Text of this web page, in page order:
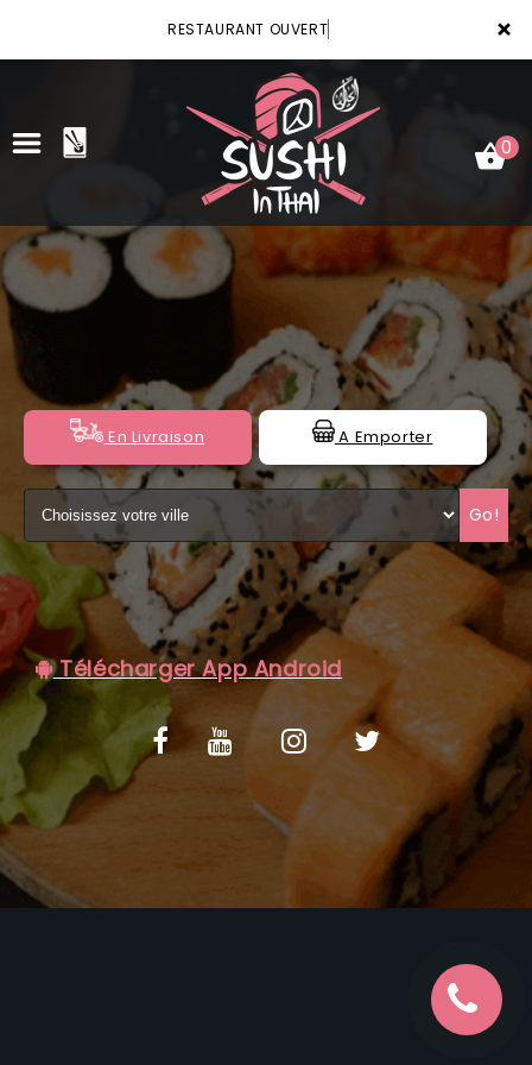
×
RESTAURANT OUVERT
ACCUEIL
VOTRE COMPTE
NOTRE RESTAURANT
VOS AVIS
MENTIONS LÉGALES
C.G.V
0
En Livraison A Emporter
Go!
Télécharger App Android